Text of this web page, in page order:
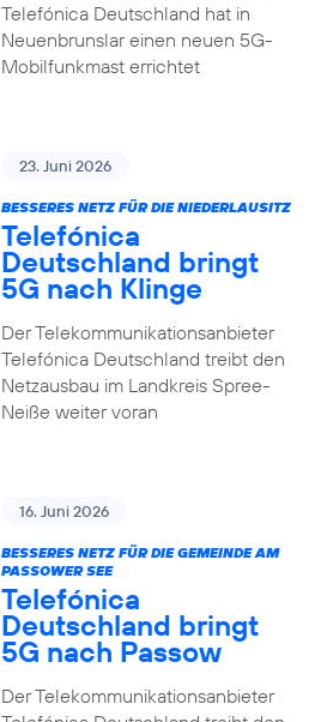
Telefónica Deutschland hat in
Neuenbrunslar einen neuen 5G-
Mobilfunkmast errichtet
23. Juni 2026
BESSERES NETZ FÜR DIE NIEDERLAUSITZ
Telefónica
Deutschland bringt
5G nach Klinge
Der Telekommunikationsanbieter
Telefónica Deutschland treibt den
Netzausbau im Landkreis Spree-
Neiße weiter voran
16. Juni 2026
BESSERES NETZ FÜR DIE GEMEINDE AM
PASSOWER SEE
Telefónica
Deutschland bringt
5G nach Passow
Der Telekommunikationsanbieter